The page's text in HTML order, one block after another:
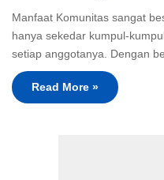
Manfaat Komunitas sangat
hanya sekedar kumpul-
setiap anggotanya. Dengan
Read More »